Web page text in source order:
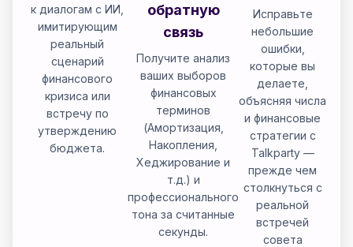
к диалогам с ИИ,
имитирующим
реальный
сценарий
финансового
кризиса или
встречу по
утверждению
бюджета.
обратную
связь
Получите анализ
ваших выборов
финансовых
терминов
(Амортизация,
Накопления,
Хеджирование и
т.д.) и
профессионального
тона за считанные
секунды.
Исправьте
небольшие
ошибки,
которые вы
делаете,
объясняя числа
и финансовые
стратегии с
Talkparty —
прежде чем
столкнуться с
реальной
встречей
совета